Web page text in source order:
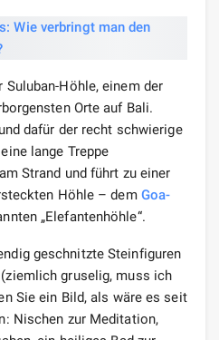
Suluban-Höhle, einem der
Orte auf Bali.
dafür der recht schwierige
lange Treppe
Strand und führt zu einer
Höhle – dem Goa-
„Elefantenhöhle“.
geschnitzte Steinfiguren
gruselig, muss ich
Sie ein Bild, als wäre es seit
Nischen zur Meditation,